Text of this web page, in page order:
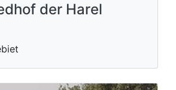
der Harel